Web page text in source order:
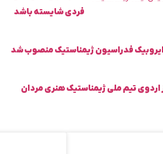
فردی شایسته باشد
فدراسیون ژیمناستیک منصوب شد
اردوی تیم ملی ژیمناستیک هنری مردان